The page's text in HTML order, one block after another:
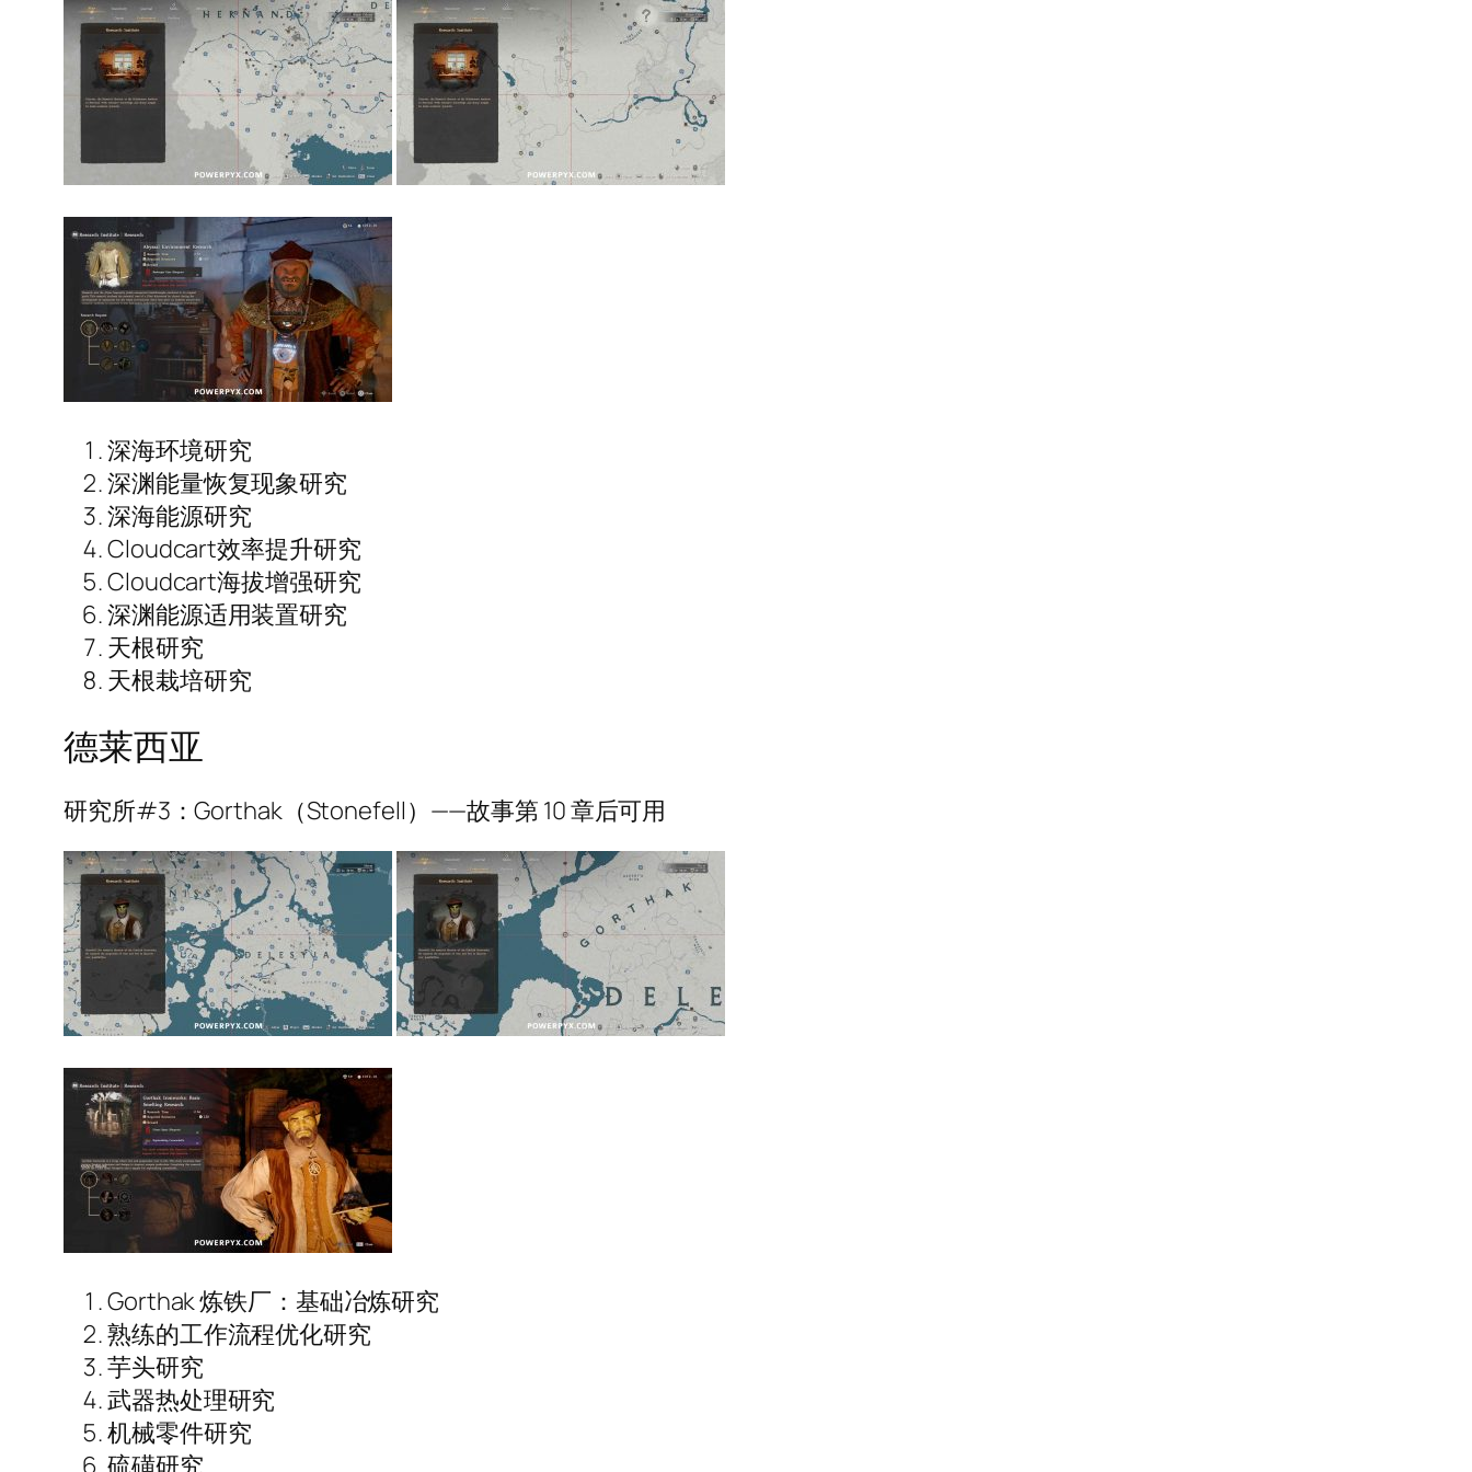
深海环境研究
深渊能量恢复现象研究
深海能源研究
Cloudcart效率提升研究
Cloudcart海拔增强研究
深渊能源适用装置研究
天根研究
天根栽培研究
德莱西亚
研究所#3：Gorthak（Stonefell）——故事第 10 章后可用
Gorthak 炼铁厂：基础冶炼研究
熟练的工作流程优化研究
芋头研究
武器热处理研究
机械零件研究